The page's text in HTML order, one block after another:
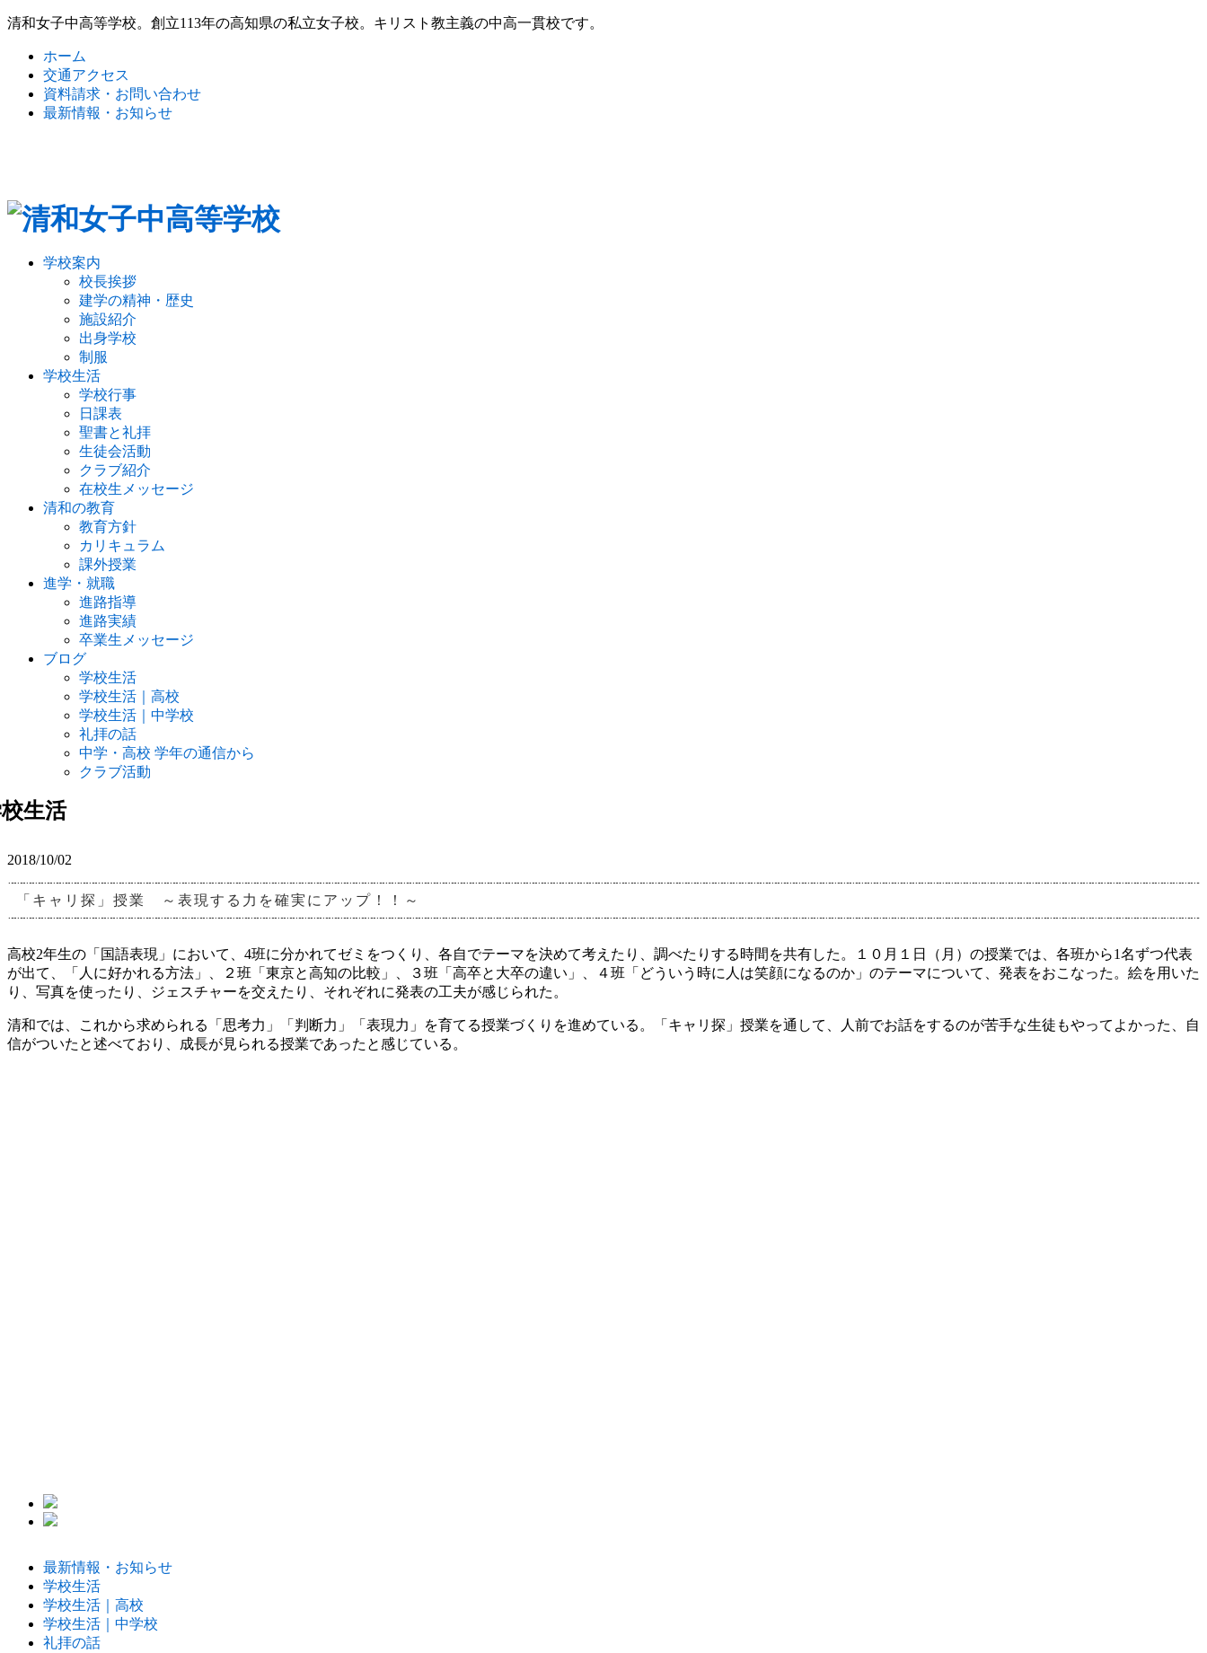
清和女子中高等学校。創立113年の高知県の私立女子校。キリスト教主義の中高一貫校です。
ホーム
交通アクセス
資料請求・お問い合わせ
最新情報・お知らせ
学校案内
校長挨拶
建学の精神・歴史
施設紹介
出身学校
制服
学校生活
学校行事
日課表
聖書と礼拝
生徒会活動
クラブ紹介
在校生メッセージ
清和の教育
教育方針
カリキュラム
課外授業
進学・就職
進路指導
進路実績
卒業生メッセージ
ブログ
学校生活
学校生活｜高校
学校生活｜中学校
礼拝の話
中学・高校 学年の通信から
クラブ活動
生活
2018/10/02
「キャリ探」授業 ～表現する力を確実にアップ！！～
高校2年生の「国語表現」において、4班に分かれてゼミをつくり、各自でテーマを決めて考えたり、調べたりする時間を共有した。１０月１日（月）の授業では、各班から1名ずつ代表
が出て、「人に好かれる方法」、２班「東京と高知の比較」、３班「高卒と大卒の違い」、４班「どういう時に人は笑顔になるのか」のテーマについて、発表をおこなった。絵を用いた
り、写真を使ったり、ジェスチャーを交えたり、それぞれに発表の工夫が感じられた。
清和では、これから求められる「思考力」「判断力」「表現力」を育てる授業づくりを進めている。「キャリ探」授業を通して、人前でお話をするのが苦手な生徒もやってよかった、自
信がついたと述べており、成長が見られる授業であったと感じている。
最新情報・お知らせ
学校生活
学校生活｜高校
学校生活｜中学校
礼拝の話